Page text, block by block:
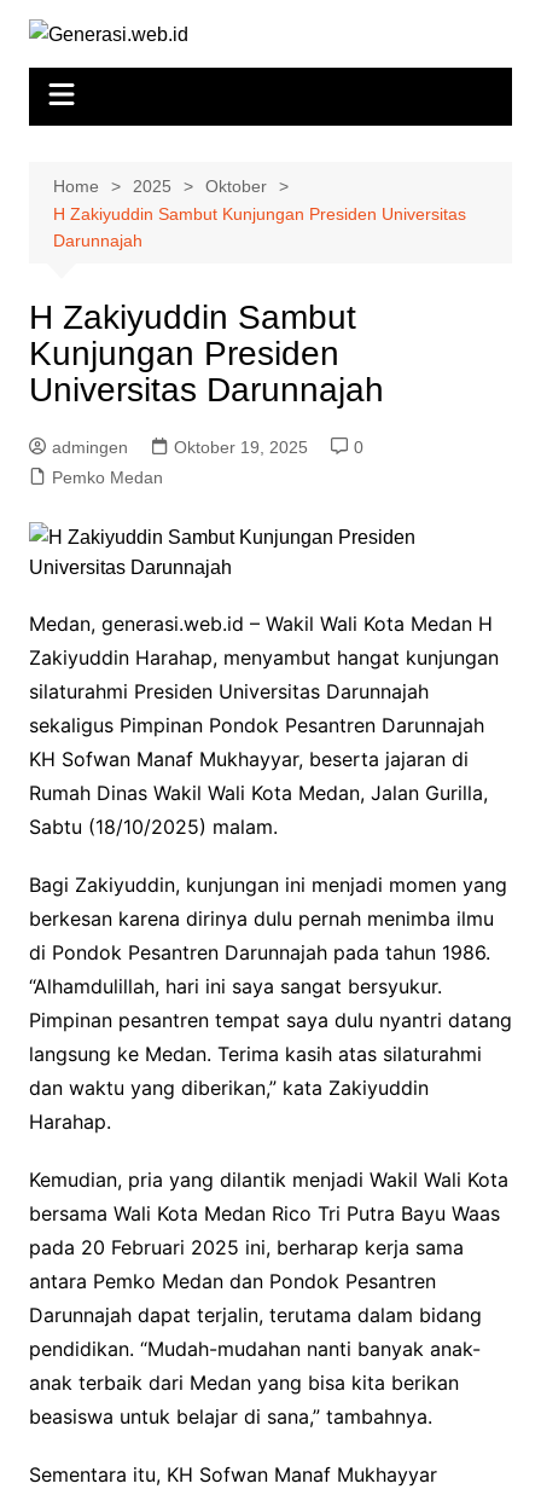
content
Home 2025
Oktober
H Zakiyuddin Sambut Kunjungan Presiden Universitas
Darunnajah
H Zakiyuddin Sambut
Kunjungan Presiden
Universitas Darunnajah
admingen Oktober 19, 2025
0
Pemko Medan
Medan, generasi.web.id – Wakil Wali Kota Medan H
Zakiyuddin Harahap, menyambut hangat kunjungan
silaturahmi Presiden Universitas Darunnajah
sekaligus Pimpinan Pondok Pesantren Darunnajah
KH Sofwan Manaf Mukhayyar, beserta jajaran di
Rumah Dinas Wakil Wali Kota Medan, Jalan Gurilla,
Sabtu (18/10/2025) malam.
Bagi Zakiyuddin, kunjungan ini menjadi momen yang
berkesan karena dirinya dulu pernah menimba ilmu
di Pondok Pesantren Darunnajah pada tahun 1986.
“Alhamdulillah, hari ini saya sangat bersyukur.
Pimpinan pesantren tempat saya dulu nyantri datang
langsung ke Medan. Terima kasih atas silaturahmi
dan waktu yang diberikan,” kata Zakiyuddin
Harahap.
Kemudian, pria yang dilantik menjadi Wakil Wali Kota
bersama Wali Kota Medan Rico Tri Putra Bayu Waas
pada 20 Februari 2025 ini, berharap kerja sama
antara Pemko Medan dan Pondok Pesantren
Darunnajah dapat terjalin, terutama dalam bidang
pendidikan. “Mudah-mudahan nanti banyak anak-
anak terbaik dari Medan yang bisa kita berikan
beasiswa untuk belajar di sana,” tambahnya.
Sementara itu, KH Sofwan Manaf Mukhayyar